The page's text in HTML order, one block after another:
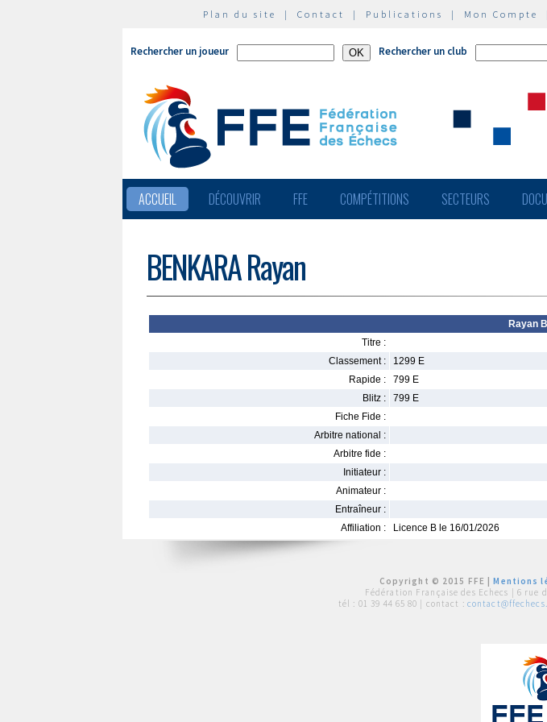
Plan du site | Contact | Publications | Mon Compte
Rechercher un joueur Rechercher un club
ACCUEIL DÉCOUVRIR FFE COMPÉTITIONS SECTEURS
BENKARA Rayan
Rayan
Titre :
Classement :
1299 E
Rapide :
799 E
Blitz :
799 E
Fiche Fide :
Arbitre national :
Arbitre fide :
Initiateur :
Animateur :
Entraîneur :
Affiliation :
Licence B le 16/01/2026
Copyright © 2015 FFE |Mentions
Fédération Française des Echecs | 6 rue
tél : 01 39 44 65 80 | contact :